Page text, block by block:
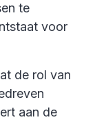
te
voor
de rol van
aan de